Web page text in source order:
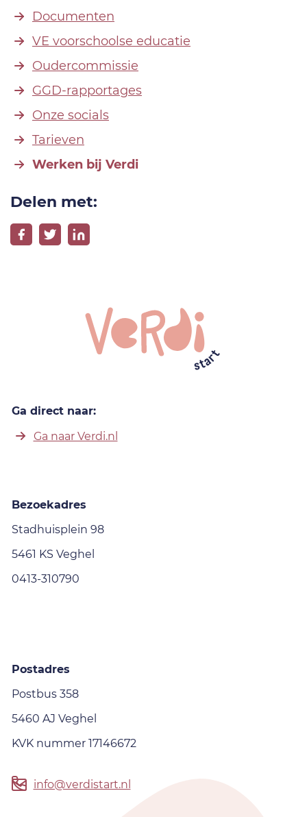
Documenten
VE voorschoolse educatie
Oudercommissie
GGD-rapportages
Onze socials
Tarieven
Werken bij Verdi
Delen met:
Ga direct naar:
Ga naar Verdi.nl
Bezoekadres
Stadhuisplein 98
5461 KS Veghel
0413-310790
Postadres
Postbus 358
5460 AJ Veghel
KVK nummer 17146672
info@verdistart.nl